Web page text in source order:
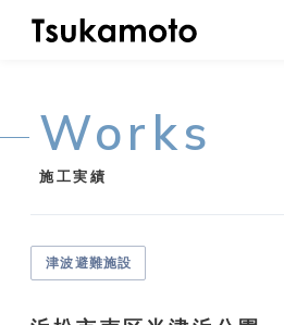
Works
施工実績
津波避難施設